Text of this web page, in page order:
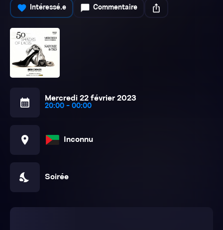
favorite Intéressé.e chat_bubble Commentaire ios_share
calendar_month Mercredi 22 février 2023
20:00 - 00:00
location_on Inconnu
nights_stay Soirée